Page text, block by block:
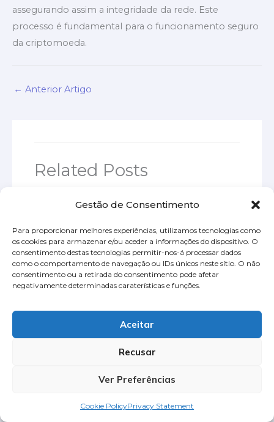
Gestão de Consentimento
Para proporcionar melhores experiências, utilizamos tecnologias como
os cookies para armazenar e/ou aceder a informações do dispositivo. O
consentimento destas tecnologias permitir-nos-á processar dados
como o comportamento de navegação ou IDs únicos neste sítio. O não
consentimento ou a retirada do consentimento pode afetar
negativamente determinadas caraterísticas e funções.
Aceitar
Recusar
Ver Preferências
Cookie PolicyPrivacy Statement
assegurando assim a integridade da rede. Este
processo é fundamental para o funcionamento seguro
da criptomoeda.
← Anterior Artigo
Related Posts
O que é o Bitcoin? Entenda, compre
e use hoje mesmo
Deixar um comentário /Introdução